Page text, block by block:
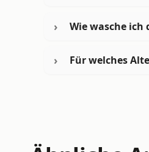
Wie wasche ich
Für welches